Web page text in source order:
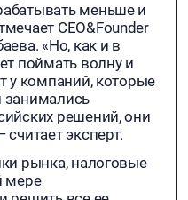
меньше и
CEO&Founder
«Но, как и в
поймать волну и
у компаний, которые
занимались
решений, они
эксперт.
рынка, налоговые
мере